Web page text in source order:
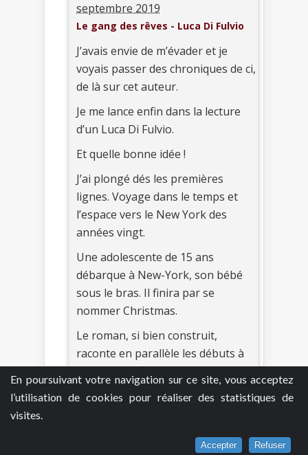
En poursuivant votre navigation sur ce site, vous acceptez
l’utilisation de cookies pour réaliser des statistiques de
visites.
Accepter Refuser
septembre 2019
Le gang des rêves - Luca Di Fulvio
J’avais envie de m’évader et je
voyais passer des chroniques de ci,
de là sur cet auteur.
Je me lance enfin dans la lecture
d’un Luca Di Fulvio.
Et quelle bonne idée !
J’ai plongé dés les premières
lignes. Voyage dans le temps et
l’espace vers le New York des
années vingt.
Une adolescente de 15 ans
débarque à New-York, son bébé
sous le bras. Il finira par se
nommer Christmas.
Le roman, si bien construit,
raconte en parallèle les débuts à
New York de la maman et les
pérégrinations de Christmas
adolescent qui va créer son gang